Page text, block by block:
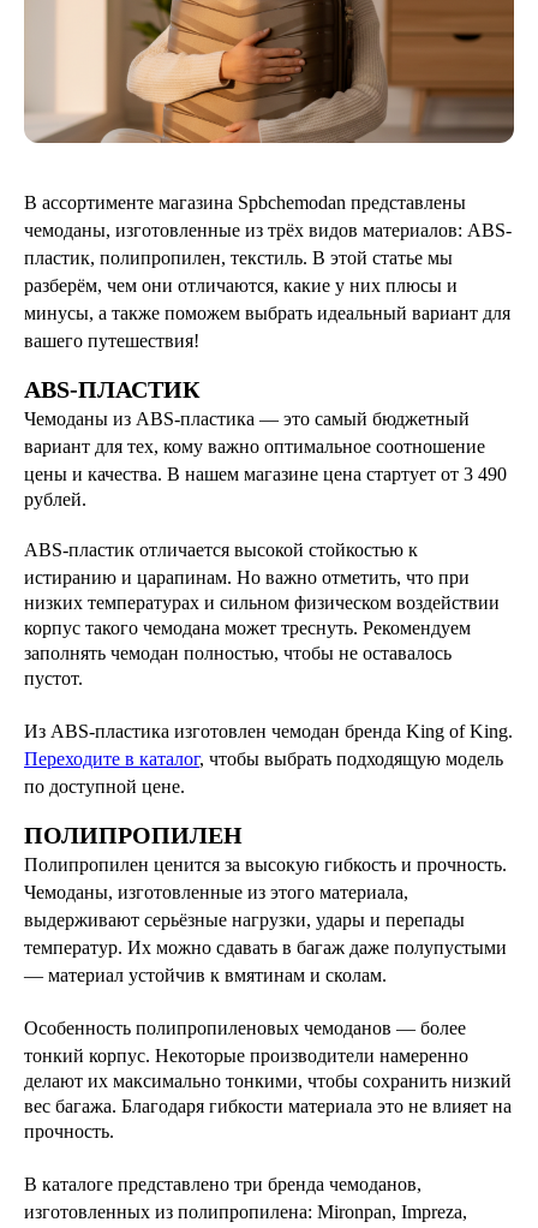
В ассортименте магазина Spbchemodan представлены
чемоданы, изготовленные из трёх видов материалов: ABS-
пластик, полипропилен, текстиль. В этой статье мы
разберём, чем они отличаются, какие у них плюсы и
минусы, а также поможем выбрать идеальный вариант для
вашего путешествия!
ABS-ПЛАСТИК
Чемоданы из ABS-пластика — это самый бюджетный
вариант для тех, кому важно оптимальное соотношение
цены и качества. В нашем магазине цена стартует от 3 490
рублей.
ABS-пластик отличается высокой стойкостью к
истиранию и царапинам. Но важно отметить, что при
низких температурах и сильном физическом воздействии
корпус такого чемодана может треснуть. Рекомендуем
заполнять чемодан полностью, чтобы не оставалось
пустот.
Из ABS-пластика изготовлен чемодан бренда King of King.
Переходите в каталог, чтобы выбрать подходящую модель
по доступной цене.
ПОЛИПРОПИЛЕН
Полипропилен ценится за высокую гибкость и прочность.
Чемоданы, изготовленные из этого материала,
выдерживают серьёзные нагрузки, удары и перепады
температур. Их можно сдавать в багаж даже полупустыми
— материал устойчив к вмятинам и сколам.
Особенность полипропиленовых чемоданов — более
тонкий корпус. Некоторые производители намеренно
делают их максимально тонкими, чтобы сохранить низкий
вес багажа. Благодаря гибкости материала это не влияет на
прочность.
В каталоге представлено три бренда чемоданов,
изготовленных из полипропилена: Mironpan, Impreza,